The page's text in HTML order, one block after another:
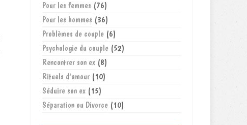
Pour les femmes (76)
Pour les hommes (36)
Problèmes de couple(6)
Psychologie du couple(52)
Rencontrer son ex(8)
Rituels d'amour(10)
Séduire son ex(15)
Séparation ou Divorce(10)